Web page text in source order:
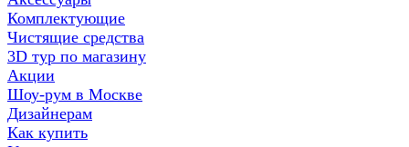
Комплектующие
Чистящие средства
3D тур по магазину
Акции
Шоу-рум в Москве
Дизайнерам
Как купить